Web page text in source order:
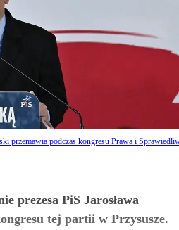
przemawia podczas kongresu Prawa i
prezesa PiS Jarosława
tej partii w Przysusze.